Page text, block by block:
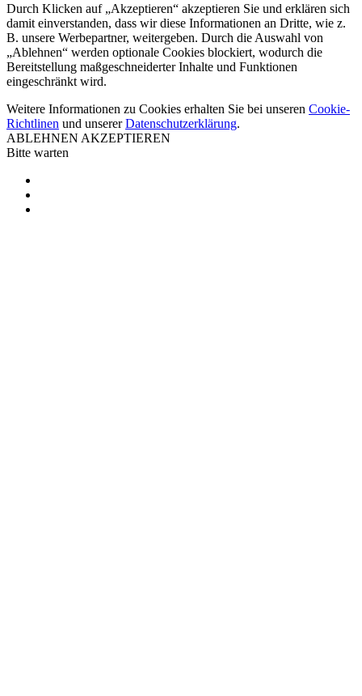
Durch Klicken auf „Akzeptieren“ akzeptieren Sie und erklären sich
damit einverstanden, dass wir diese Informationen an Dritte, wie z.
B. unsere Werbepartner, weitergeben. Durch die Auswahl von
„Ablehnen“ werden optionale Cookies blockiert, wodurch die
Bereitstellung maßgeschneiderter Inhalte und Funktionen
eingeschränkt wird.
Weitere Informationen zu Cookies erhalten Sie bei unseren Cookie-
Richtlinen und unsererDatenschutzerklärung.
ABLEHNEN AKZEPTIEREN
Bitte warten